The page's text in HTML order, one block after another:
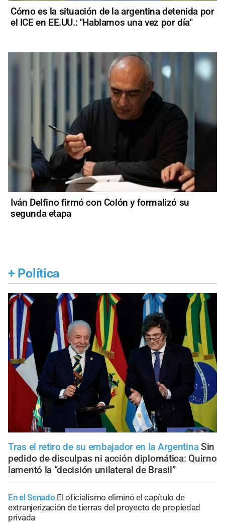
Cómo es la situación de la argentina detenida por
el ICE en EE.UU.: "Hablamos una vez por día"
Iván Delfino firmó con Colón y formalizó su
segunda etapa
+ Política
Tras el retiro de su embajador en la Argentina Sin
pedido de disculpas ni acción diplomática: Quirno
lamentó la “decisión unilateral de Brasil”
En el Senado El oficialismo eliminó el capítulo de
extranjerización de tierras del proyecto de propiedad
privada